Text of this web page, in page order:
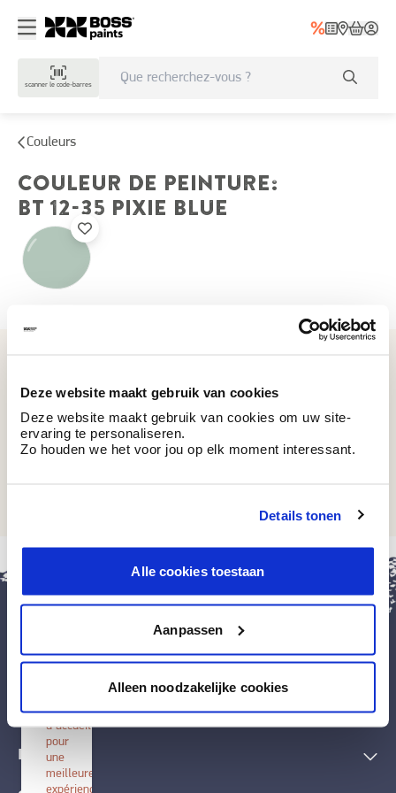
Deze website maakt gebruik van cookies
Deze website maakt gebruik van cookies om uw site-
ervaring te personaliseren.
Zo houden we het voor jou op elk moment interessant.
Details tonen
Alle cookies toestaan
Aanpassen
Alleen noodzakelijke cookies
scanner le code-barres
Couleurs
COULEUR DE PEINTURE:
BT 12-35 PIXIE BLUE
Techniques décoratives
Inspiration
BOSS
application
écran
d'accueil
pour
une
meilleure
expérience.
fermer